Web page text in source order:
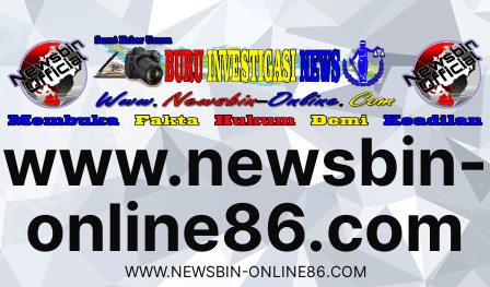
Skip
content
www.newsbin-
online86.com
WWW.NEWSBIN-ONLINE86.COM